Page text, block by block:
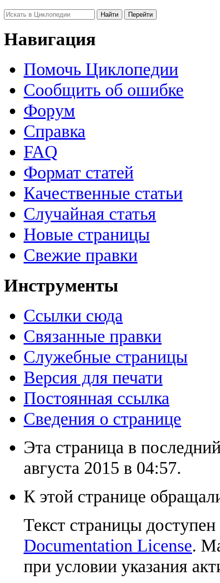
Навигация
Помочь Циклопедии
Сообщить об ошибке
Форум
Справка
FAQ
Формат статей
Качественные статьи
Случайная статья
Новые страницы
Свежие правки
Инструменты
Ссылки сюда
Связанные правки
Служебные страницы
Версия для печати
Постоянная ссылка
Сведения о странице
Эта страница в
августа 2015 в 04:57.
К этой странице
Текст страницы
Documentation License.
при условии указания